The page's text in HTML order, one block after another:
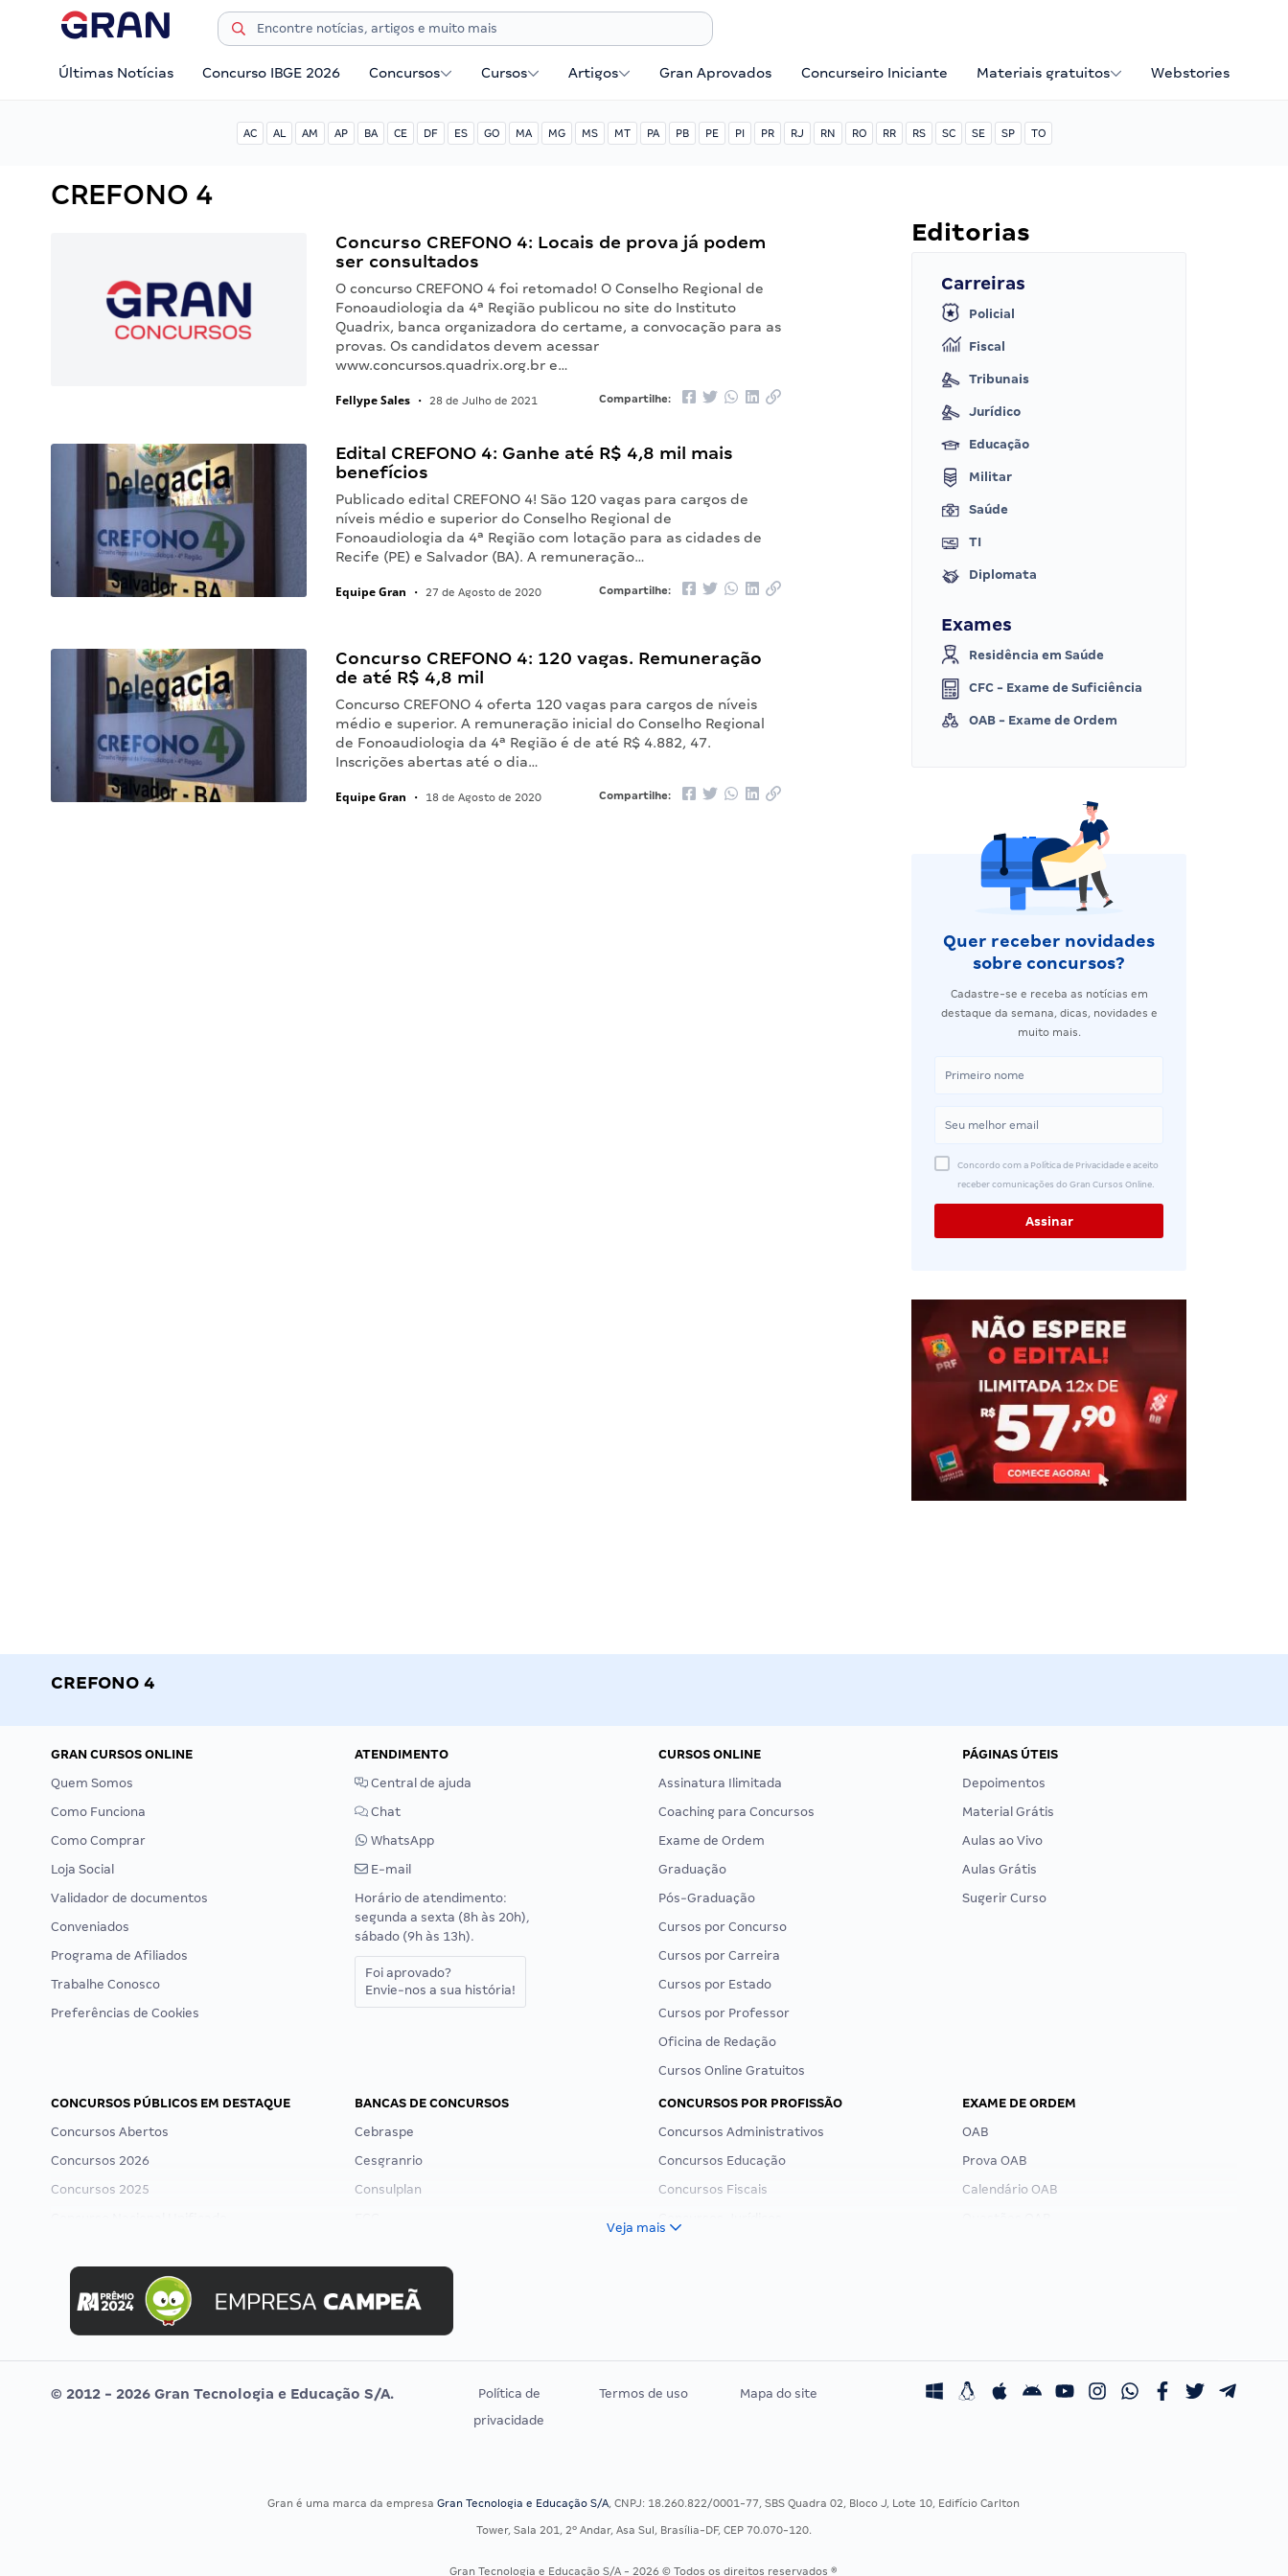
Últimas Notícias Concurso IBGE 2026 Concursos Cursos Artigos Gran Aprovados Concurseiro Iniciante Materiais gratuitos Webstories
AC AL AM AP BA CE DF ES GO MA MG MS MT PA PB PE PI PR RJ RN RO RR RS SC SE SP TO
CREFONO 4
Concurso CREFONO 4: Locais de prova já podem
ser consultados
O concurso CREFONO 4 foi retomado! O Conselho Regional de
Fonoaudiologia da 4ª Região publicou no site do Instituto
Quadrix, banca organizadora do certame, a convocação para as
provas. Os candidatos devem acessar
www.concursos.quadrix.org.br e…
Fellype Sales • 28 de Julho de 2021 Compartilhe:
Edital CREFONO 4: Ganhe até R$ 4,8 mil mais
benefícios
Publicado edital CREFONO 4! São 120 vagas para cargos de
níveis médio e superior do Conselho Regional de
Fonoaudiologia da 4ª Região com lotação para as cidades de
Recife (PE) e Salvador (BA). A remuneração…
Equipe Gran • 27 de Agosto de 2020 Compartilhe:
Concurso CREFONO 4: 120 vagas. Remuneração
de até R$ 4,8 mil
Concurso CREFONO 4 oferta 120 vagas para cargos de níveis
médio e superior. A remuneração inicial do Conselho Regional
de Fonoaudiologia da 4ª Região é de até R$ 4.882, 47.
Inscrições abertas até o dia…
Equipe Gran • 18 de Agosto de 2020 Compartilhe:
Editorias
Carreiras
Policial
Fiscal
Tribunais
Jurídico
Educação
Militar
Saúde
TI
Diplomata
Exames
Residência em Saúde
CFC - Exame de Suficiência
OAB - Exame de Ordem
Quer receber novidades
sobre concursos?
Cadastre-se e receba as notícias em
destaque da semana, dicas, novidades e
muito mais.
Concordo com a Política de Privacidade e aceito
receber comunicações do Gran Cursos Online.
CREFONO 4
GRAN CURSOS ONLINE
Quem Somos
Como Funciona
Como Comprar
Loja Social
Validador de documentos
Conveniados
Programa de Afiliados
Trabalhe Conosco
Preferências de Cookies
ATENDIMENTO
Central de ajuda
Chat
WhatsApp
E-mail
Horário de atendimento:
segunda a sexta (8h às 20h),
sábado (9h às 13h).
Foi aprovado?
Envie-nos a sua história!
CURSOS ONLINE
Assinatura Ilimitada
Coaching para Concursos
Exame de Ordem
Graduação
Pós-Graduação
Cursos por Concurso
Cursos por Carreira
Cursos por Estado
Cursos por Professor
Oficina de Redação
Cursos Online Gratuitos
PÁGINAS ÚTEIS
Depoimentos
Material Grátis
Aulas ao Vivo
Aulas Grátis
Sugerir Curso
CONCURSOS PÚBLICOS EM DESTAQUE
Concursos Abertos
Concursos 2026
Concursos 2025
Concurso MPU
Editais publicados
BANCAS DE CONCURSOS
Cebraspe
Cesgranrio
Consulplan
Selecon
Uniase
Vunesp
CONCURSOS POR PROFISSÃO
Concursos Administrativos
Concursos Educação
Concursos Fiscais
Residência Multiprofissional
EXAME DE ORDEM
OAB
Prova OAB
Calendário OAB
Veja mais
© 2012 - 2026 Gran Tecnologia e Educação S/A.
Política de
privacidade
Termos de uso Mapa do site
Gran é uma marca da empresaGran Tecnologia e Educação S/A, CNPJ: 18.260.822/0001-77, SBS Quadra 02, Bloco J, Lote 10, Edifício Carlton
Tower, Sala 201, 2º Andar, Asa Sul, Brasília-DF, CEP 70.070-120.
Gran Tecnologia e Educação S/A - 2026 © Todos os direitos reservados ®